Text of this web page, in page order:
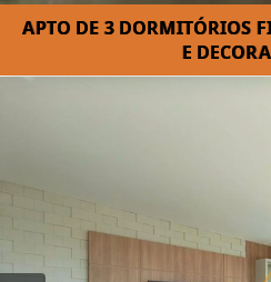
APTO DE 3 DORMITÓRIOS
E